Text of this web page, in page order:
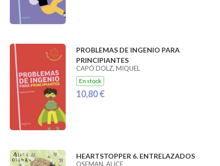
PROBLEMAS DE INGENIO PARA
PRINCIPIANTES
CAPÓ DOLZ, MIQUEL
En stock
10,80 €
HEARTSTOPPER 6. ENTRELAZADOS
OSEMAN, ALICE